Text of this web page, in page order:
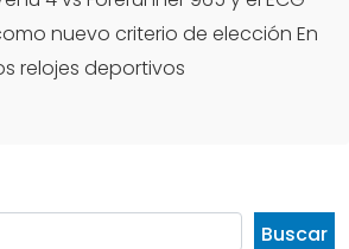
nuevo criterio de elección En
relojes deportivos
Buscar